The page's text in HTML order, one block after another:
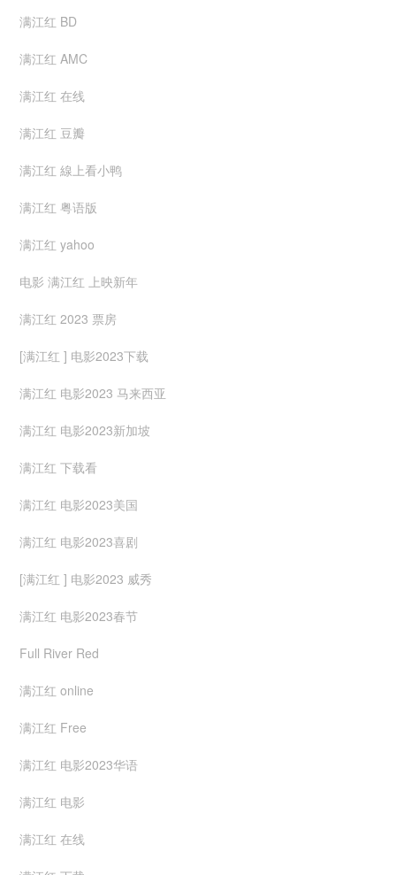
满江红 BD
满江红 AMC
满江红 在线
满江红 豆瓣
满江红 線上看小鸭
满江红 粤语版
满江红 yahoo
电影 满江红 上映新年
满江红 2023 票房
[满江红 ] 电影2023下载
满江红 电影2023 马来西亚
满江红 电影2023新加坡
满江红 下载看
满江红 电影2023美国
满江红 电影2023喜剧
[满江红 ] 电影2023 威秀
满江红 电影2023春节
Full River Red
满江红 online
满江红 Free
满江红 电影2023华语
满江红 电影
满江红 在线